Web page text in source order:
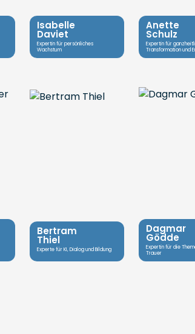
Isabelle
Daviet
Expertin für persönliches
Wachstum
Anette
Schulz
Expertin für
Transformation und
Bertram
Thiel
Experte für KI, Dialog und Bildung
Dagmar
Gödde
Expertin für die
Trauer